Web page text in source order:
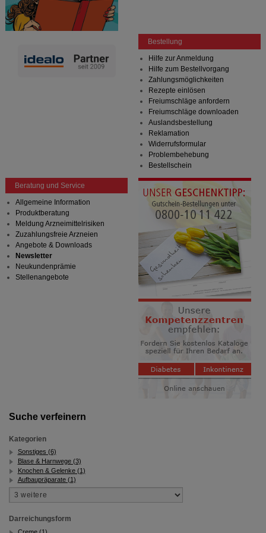
Statistik & Tracking:Hierüber lassen sich
Informationen über die Art und Weise der Nutzung
unserer Website sammeln, mit deren Hilfe wir unsere
Website weiter für Sie optimieren können, den Inhalt
auf unserer Website aber auch die Werbung auf
Drittseiten möglichst relevant für Sie zu gestalten.
Bitte beachten Sie, dass Daten hierfür teilweise an
Dritte wie z.B. Google oder soziale Medien
Suche verfeinern
Kategorien
Sonstiges (6)
Blase & Harnwege (3)
Knochen & Gelenke (1)
Aufbaupräparate (1)
Darreichungsform
Bestellung
Hilfe zur Anmeldung
Hilfe zum Bestellvorgang
Zahlungsmöglichkeiten
Rezepte einlösen
Freiumschläge anfordern
Freiumschläge downloaden
Auslandsbestellung
Reklamation
Widerrufsformular
Problembehebung
Bestellschein
Beratung und Service
Allgemeine Information
Produktberatung
Meldung Arzneimittelrisiken
Zuzahlungsfreie Arzneien
Angebote & Downloads
Newsletter
Neukundenprämie
Stellenangebote